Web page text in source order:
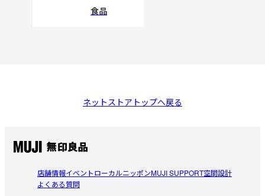
食品
ネットストアトップへ戻る
店舗情報イベントローカルニッポンMUJI SUPPORT空間設計
よくある質問